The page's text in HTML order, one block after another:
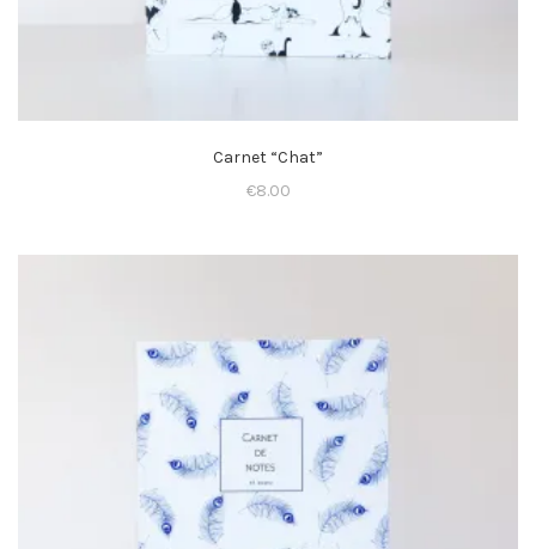
Carnet “Chat”
€8.00